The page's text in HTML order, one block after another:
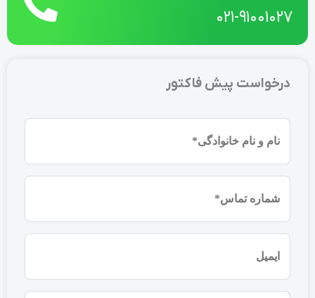
021-91001027
درخواست پیش فاکتور
نام
(ضروری)
موبایل
(ضروری)